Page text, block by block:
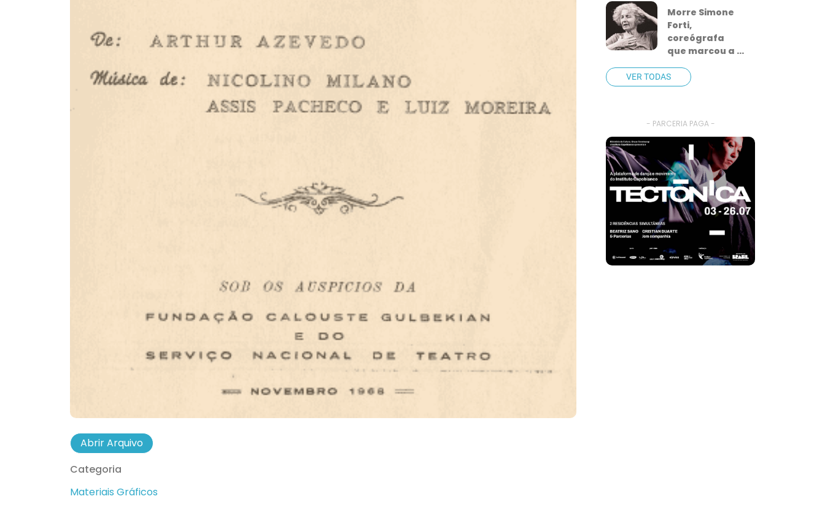
Abrir Arquivo
Categoria
Materiais Gráficos
Morre Simone
Forti,
coreógrafa
que marcou a ...
VER TODAS
- PARCERIA PAGA -